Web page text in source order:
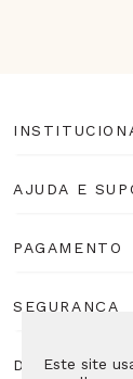
Este site
AJUDA E
PAGAMENTO
SEGURANÇA